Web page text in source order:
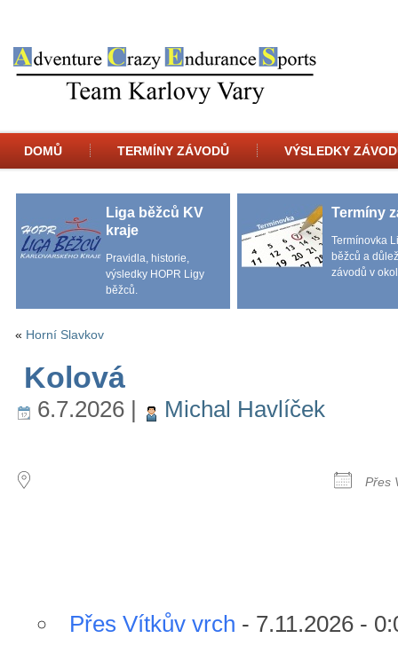
DOMŮ TERMÍNY ZÁVODŮ VÝSLEDKY
Liga běžců KV
kraje
Pravidla, historie,
výsledky HOPR Ligy
běžců.
Termíny
Termínovka
běžců a
závodů v
« Horní Slavkov
Kolová
6.7.2026 |
Michal Havlíček
Přes
Přes Vítkův vrch - 7.11.2026 -